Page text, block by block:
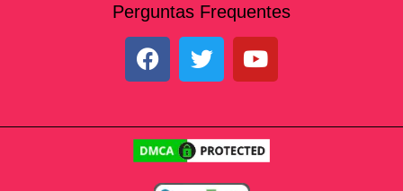
Perguntas Frequentes